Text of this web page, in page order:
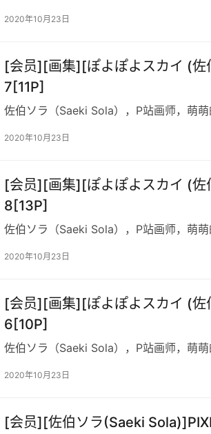
2020年10月23日
[会员][画集][ぽよぽよスカイ (佐
7[11P]
佐伯ソラ（Saeki Sola），P站画师，萌萌
2020年10月23日
[会员][画集][ぽよぽよスカイ (佐
8[13P]
佐伯ソラ（Saeki Sola），P站画师，萌萌
2020年10月23日
[会员][画集][ぽよぽよスカイ (佐
6[10P]
佐伯ソラ（Saeki Sola），P站画师，萌萌
2020年10月23日
[会员][佐伯ソラ(Saeki